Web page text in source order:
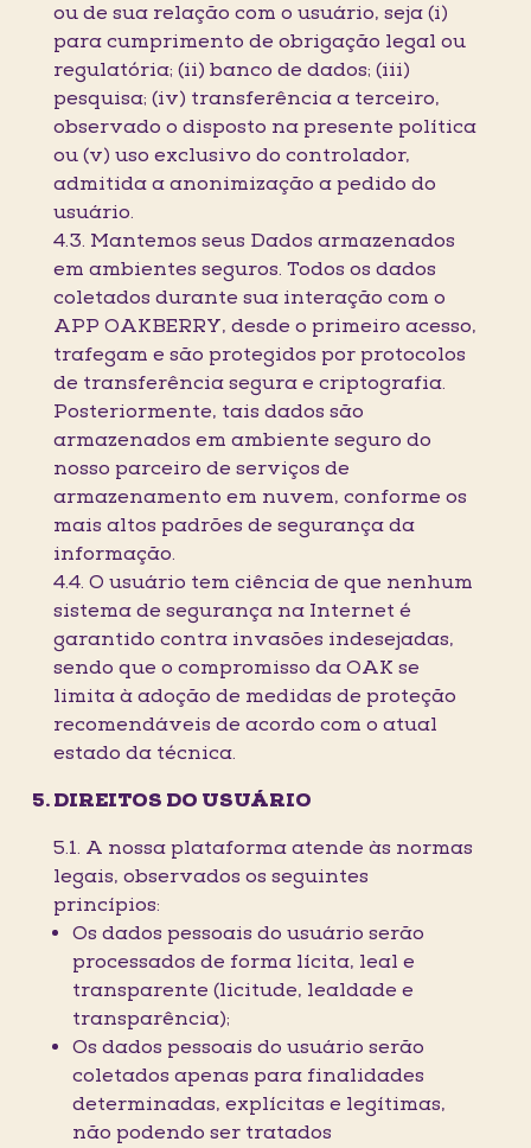
ou de sua relação com o usuário, seja (i)
para cumprimento de obrigação legal ou
regulatória; (ii) banco de dados; (iii)
pesquisa; (iv) transferência a terceiro,
observado o disposto na presente política
ou (v) uso exclusivo do controlador,
admitida a anonimização a pedido do
usuário.
4.3. Mantemos seus Dados armazenados
em ambientes seguros. Todos os dados
coletados durante sua interação com o
APP OAKBERRY, desde o primeiro acesso,
trafegam e são protegidos por protocolos
de transferência segura e criptografia.
Posteriormente, tais dados são
armazenados em ambiente seguro do
nosso parceiro de serviços de
armazenamento em nuvem, conforme os
mais altos padrões de segurança da
informação.
4.4. O usuário tem ciência de que nenhum
sistema de segurança na Internet é
garantido contra invasões indesejadas,
sendo que o compromisso da OAK se
limita à adoção de medidas de proteção
recomendáveis de acordo com o atual
estado da técnica.
DIREITOS DO USUÁRIO
5.1. A nossa plataforma atende às normas
legais, observados os seguintes
princípios:
Os dados pessoais do usuário serão
processados de forma lícita, leal e
transparente (licitude, lealdade e
transparência);
Os dados pessoais do usuário serão
coletados apenas para finalidades
determinadas, explícitas e legítimas,
não podendo ser tratados